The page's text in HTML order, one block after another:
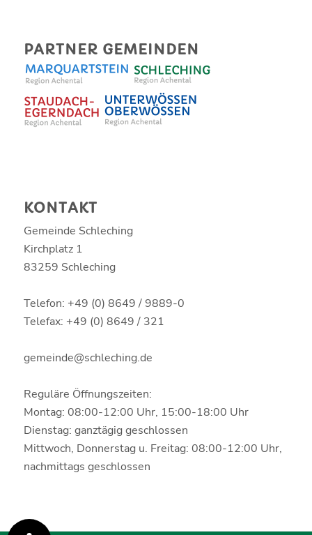
PARTNER GEMEINDEN
KONTAKT
Gemeinde Schleching
Kirchplatz 1
83259 Schleching
Telefon: +49 (0) 8649 / 9889-0
Telefax: +49 (0) 8649 / 321
gemeinde@schleching.de
Reguläre Öffnungszeiten:
Montag: 08:00-12:00 Uhr, 15:00-18:00 Uhr
Dienstag: ganztägig geschlossen
Mittwoch, Donnerstag u. Freitag: 08:00-12:00 Uhr,
nachmittags geschlossen